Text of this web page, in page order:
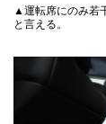
▲運転席にのみ若
と言える。